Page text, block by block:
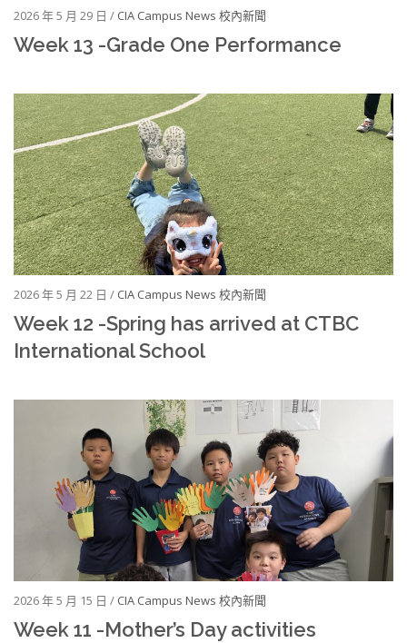
2026 年 5 月 29 日 / CIA Campus News 校內新聞
Week 13 -Grade One Performance
2026 年 5 月 22 日 / CIA Campus News 校內新聞
Week 12 -Spring has arrived at CTBC
International School
2026 年 5 月 15 日 / CIA Campus News 校內新聞
Week 11 -Mother’s Day activities